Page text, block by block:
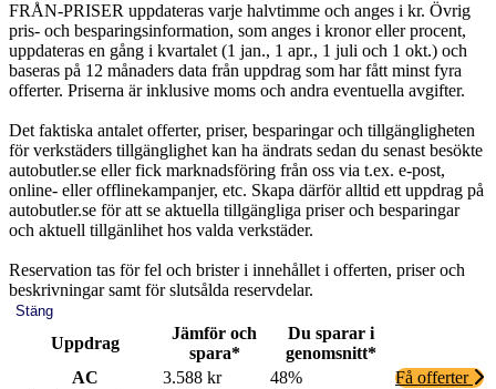
FRÅN-PRISER uppdateras varje halvtimme och anges i kr. Övrig
pris- och besparingsinformation, som anges i kronor eller procent,
uppdateras en gång i kvartalet (1 jan., 1 apr., 1 juli och 1 okt.) och
baseras på 12 månaders data från uppdrag som har fått minst fyra
offerter. Priserna är inklusive moms och andra eventuella avgifter.
Det faktiska antalet offerter, priser, besparingar och tillgängligheten
för verkstäders tillgänglighet kan ha ändrats sedan du senast besökte
autobutler.se eller fick marknadsföring från oss via t.ex. e-post,
online- eller offlinekampanjer, etc. Skapa därför alltid ett uppdrag på
autobutler.se för att se aktuella tillgängliga priser och besparingar
och aktuell tillgänlihet hos valda verkstäder.
Reservation tas för fel och brister i innehållet i offerten, priser och
beskrivningar samt för slutsålda reservdelar.
Stäng
Uppdrag
Jämför och
spara*
Du sparar i
genomsnitt*
AC
3.588 kr 48%
Få offerter